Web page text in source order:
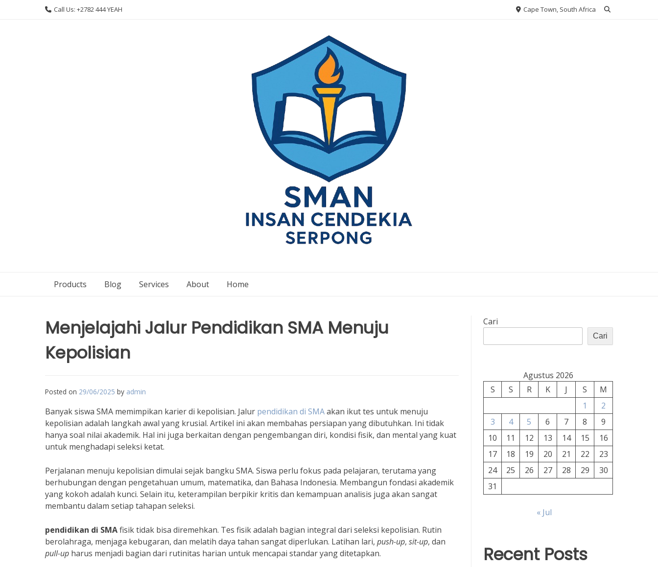
Call Us: +2782 444 YEAH Cape Town, South Africa
Products Blog Services About Home
Menjelajahi Jalur Pendidikan SMA Menuju
Kepolisian
Posted on 29/06/2025 by admin
Banyak siswa SMA memimpikan karier di kepolisian. Jalur pendidikan di SMAakan ikut tes untuk menuju
kepolisian adalah langkah awal yang krusial. Artikel ini akan membahas persiapan yang dibutuhkan. Ini tidak
hanya soal nilai akademik. Hal ini juga berkaitan dengan pengembangan diri, kondisi fisik, dan mental yang kuat
untuk menghadapi seleksi ketat.
Perjalanan menuju kepolisian dimulai sejak bangku SMA. Siswa perlu fokus pada pelajaran, terutama yang
berhubungan dengan pengetahuan umum, matematika, dan Bahasa Indonesia. Membangun fondasi akademik
yang kokoh adalah kunci. Selain itu, keterampilan berpikir kritis dan kemampuan analisis juga akan sangat
membantu dalam setiap tahapan seleksi.
pendidikan di SMAfisik tidak bisa diremehkan. Tes fisik adalah bagian integral dari seleksi kepolisian. Rutin
berolahraga, menjaga kebugaran, dan melatih daya tahan sangat diperlukan. Latihan lari, push-up, sit-up, dan
pull-up harus menjadi bagian dari rutinitas harian untuk mencapai standar yang ditetapkan.
Cari
Cari
Agustus 2026
S
S R K J S
M
1
2
3
4 5 6 7 8
9
10
11 12 13 14 15
16
17
18 19 20 21 22
23
24
25 26 27 28 29
30
31
« Jul
Recent Posts